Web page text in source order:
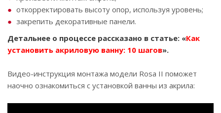
откорректировать высоту опор, используя уровень;
закрепить декоративные панели.
Детальнее о процессе рассказано в статье: «Как
установить акриловую ванну: 10 шагов».
Видео-инструкция монтажа модели Rosa II поможет
наочно ознакомиться с установкой ванны из акрила: